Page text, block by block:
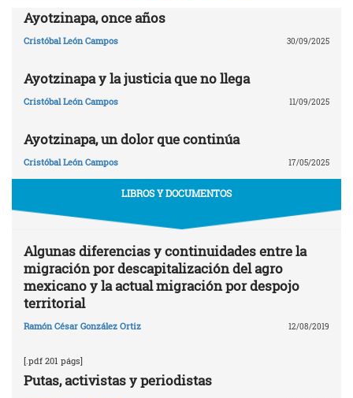
Ayotzinapa, once años
Cristóbal León Campos 30/09/2025
Ayotzinapa y la justicia que no llega
Cristóbal León Campos 11/09/2025
Ayotzinapa, un dolor que continúa
Cristóbal León Campos 17/05/2025
LIBROS Y DOCUMENTOS
Algunas diferencias y continuidades entre la
migración por descapitalización del agro
mexicano y la actual migración por despojo
territorial
Ramón César González Ortiz 12/08/2019
[.pdf 201 págs]
Putas, activistas y periodistas